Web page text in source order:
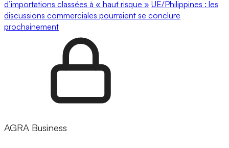
d’importations classées à « haut risque » UE/Philippines : les
discussions commerciales pourraient se conclure
prochainement
AGRA Business